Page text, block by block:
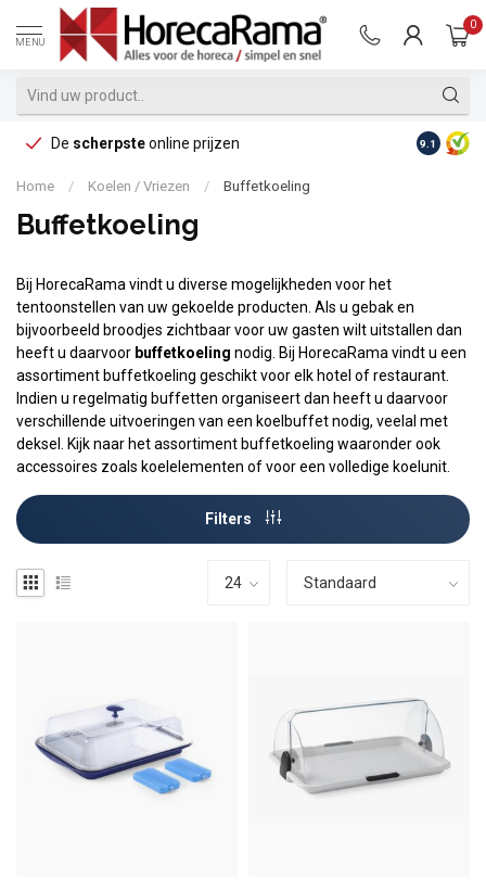
MENU
0
De scherpsteonline prijzen Op
9.1
Home / Koelen / Vriezen / Buffetkoeling
Buffetkoeling
Bij HorecaRama vindt u diverse mogelijkheden voor het
tentoonstellen van uw gekoelde producten. Als u gebak en
bijvoorbeeld broodjes zichtbaar voor uw gasten wilt uitstallen dan
heeft u daarvoor buffetkoeling nodig. Bij HorecaRama vindt u een
assortiment buffetkoeling geschikt voor elk hotel of restaurant.
Indien u regelmatig buffetten organiseert dan heeft u daarvoor
verschillende uitvoeringen van een koelbuffet nodig, veelal met
deksel. Kijk naar het assortiment buffetkoeling waaronder ook
accessoires zoals koelelementen of voor een volledige koelunit.
Filters